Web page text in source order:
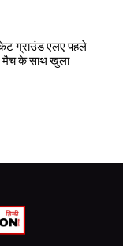
ग्राउंड एलए पहले
मैच के साथ खुला